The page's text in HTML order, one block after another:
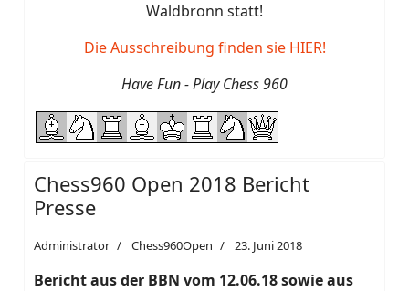
Waldbronn statt!
Die Ausschreibung finden sie HIER!
Have Fun - Play Chess 960
Chess960 Open 2018 Bericht
Presse
Administrator Chess960Open 23. Juni 2018
Bericht aus der BBN vom 12.06.18 sowie aus